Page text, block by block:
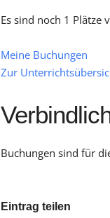
Es sind noch 1 Plätze
Meine Buchungen
Zur
Buchungen sind für
Eintrag teilen